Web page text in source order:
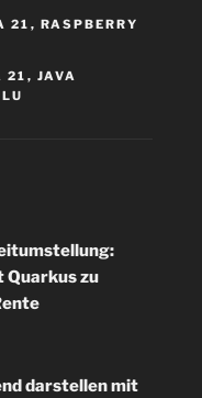
21 , RASPBERRY
21 , JAVA
Quarkus zu
darstellen mit